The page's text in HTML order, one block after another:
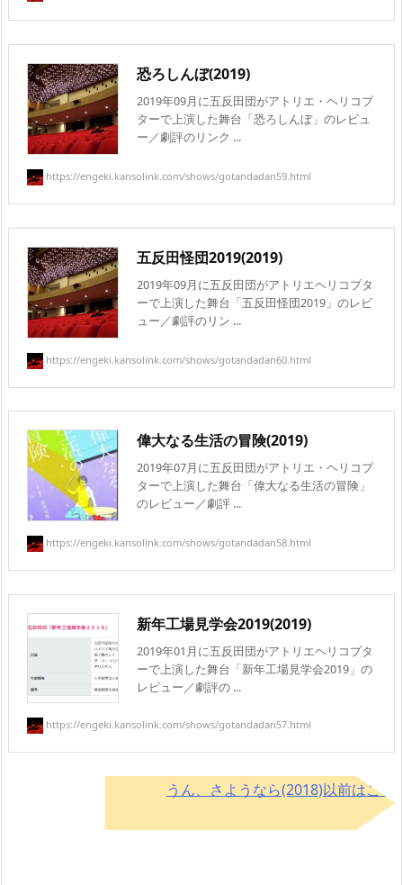
恐ろしんぼ(2019)
2019年09月に五反田団がアトリエ・ヘリコプ
ターで上演した舞台「恐ろしんぼ」のレビュ
ー／劇評のリンク ...
https://engeki.kansolink.com/shows/gotandadan59.html
五反田怪団2019(2019)
2019年09月に五反田団がアトリエヘリコプタ
ーで上演した舞台「五反田怪団2019」のレビ
ュー／劇評のリン ...
https://engeki.kansolink.com/shows/gotandadan60.html
偉大なる生活の冒険(2019)
2019年07月に五反田団がアトリエ・ヘリコプ
ターで上演した舞台「偉大なる生活の冒険」
のレビュー／劇評 ...
https://engeki.kansolink.com/shows/gotandadan58.html
新年工場見学会2019(2019)
2019年01月に五反田団がアトリエヘリコプタ
ーで上演した舞台「新年工場見学会2019」の
レビュー／劇評の ...
https://engeki.kansolink.com/shows/gotandadan57.html
うん、さようなら(2018)以前はこち